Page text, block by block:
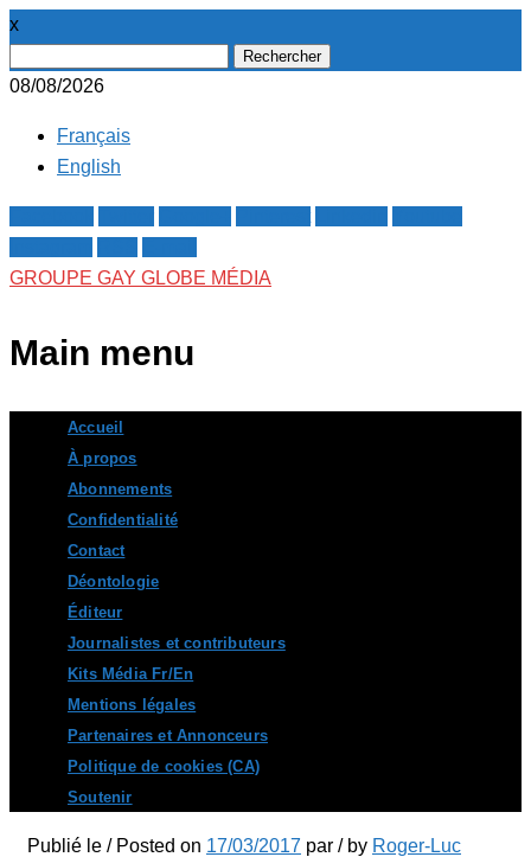
x
08/08/2026
Français
English
GROUPE GAY GLOBE MÉDIA
Main menu
content
Accueil
À propos
Abonnements
Confidentialité
Contact
Déontologie
Éditeur
Journalistes et contributeurs
Kits Média Fr/En
Mentions légales
Partenaires et Annonceurs
Politique de cookies (CA)
Soutenir
Publié le / Posted on 17/03/2017 par / by Roger-Luc